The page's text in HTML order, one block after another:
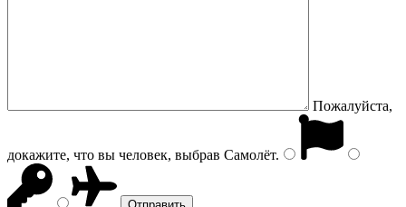
Пожалуйста,
докажите, что вы человек, выбрав Самолёт.